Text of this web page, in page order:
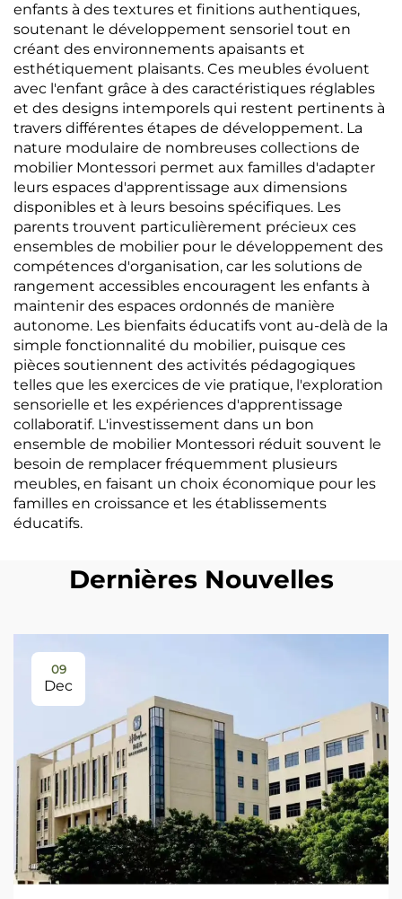
enfants à des textures et finitions authentiques,
soutenant le développement sensoriel tout en
créant des environnements apaisants et
esthétiquement plaisants. Ces meubles évoluent
avec l'enfant grâce à des caractéristiques réglables
et des designs intemporels qui restent pertinents à
travers différentes étapes de développement. La
nature modulaire de nombreuses collections de
mobilier Montessori permet aux familles d'adapter
leurs espaces d'apprentissage aux dimensions
disponibles et à leurs besoins spécifiques. Les
parents trouvent particulièrement précieux ces
ensembles de mobilier pour le développement des
compétences d'organisation, car les solutions de
rangement accessibles encouragent les enfants à
maintenir des espaces ordonnés de manière
autonome. Les bienfaits éducatifs vont au-delà de la
simple fonctionnalité du mobilier, puisque ces
pièces soutiennent des activités pédagogiques
telles que les exercices de vie pratique, l'exploration
sensorielle et les expériences d'apprentissage
collaboratif. L'investissement dans un bon
ensemble de mobilier Montessori réduit souvent le
besoin de remplacer fréquemment plusieurs
meubles, en faisant un choix économique pour les
familles en croissance et les établissements
éducatifs.
Dernières Nouvelles
09
Dec